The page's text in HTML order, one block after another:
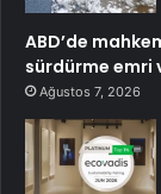
ABD’de
sürdürme emri
Ağustos 7, 2026